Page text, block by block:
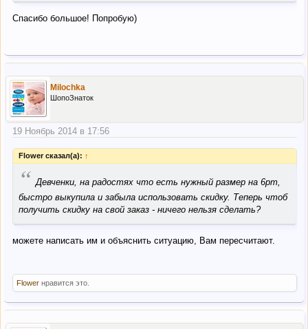
Спасибо большое! Попробую)
Milochka
ШопоЗнаток
19 Ноябрь 2014 в 17:56
Flower сказал(а): ↑
“ Девченки, на радостях что есть нужный размер на 6pm,
быстро выкупила и забыла использовать скидку. Теперь чтоб
получить скидку на свой заказ - ничего нельзя сделать?
можете написать им и объяснить ситуацию, Вам пересчитают.
Flower нравится это.